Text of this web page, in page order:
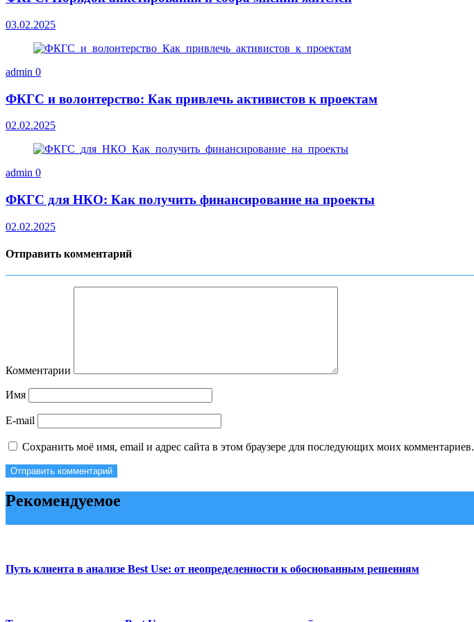
03.02.2025
admin 0
ФКГС и волонтерство: Как привлечь активистов к проектам
02.02.2025
admin 0
ФКГС для НКО: Как получить финансирование на проекты
02.02.2025
Отправить комментарий
Комментарии
Имя
E-mail
Сохранить моё имя, email и адрес сайта в этом браузере для последующих моих комментариев.
Рекомендуемое
Путь клиента в анализе Best Use: от неопределенности к обоснованным решениям